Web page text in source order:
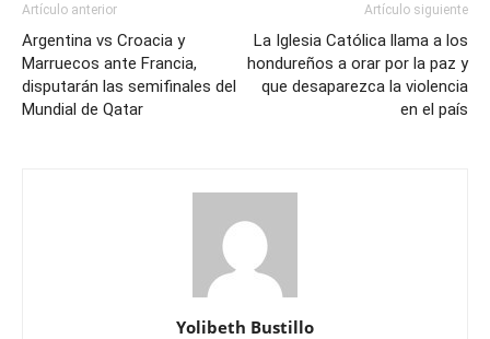
Artículo anterior
Argentina vs Croacia y
Marruecos ante Francia,
disputarán las semifinales del
Mundial de Qatar
Artículo siguiente
La Iglesia Católica llama a los
hondureños a orar por la paz y
que desaparezca la violencia
en el país
Yolibeth Bustillo